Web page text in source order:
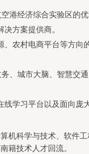
空港经济综合实验区
方案提供商。
、农村电商平台等方
务、城市大脑、智慧
学习平台以及面向
机科学与技术、软件
籍技术人才回流。